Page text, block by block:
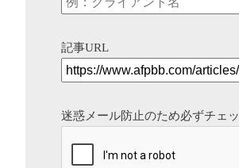
記事URL
迷惑メール防止のため必ずチェ